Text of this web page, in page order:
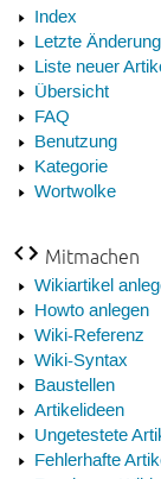
Index
Letzte
Liste neuer
Übersicht
FAQ
Benutzung
Kategorie
Wortwolke
Mitmachen
Wikiartikel
Howto anlegen
Wiki-Referenz
Wiki-Syntax
Baustellen
Artikelideen
Ungetestete
Fehlerhafte